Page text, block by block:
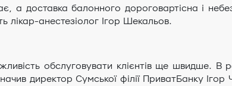
а доставка балонного дороговартісна і
лікар-анестезіолог Ігор Шекальов.
обслуговувати клієнтів ще швидше. В
директор Сумської філії ПриватБанку